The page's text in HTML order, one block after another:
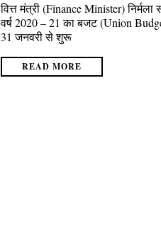
वित्त मंत्री (Finance Minister)
वर्ष 2020 – 21 का बजट (Union
31 जनवरी से शुरू
READ MORE